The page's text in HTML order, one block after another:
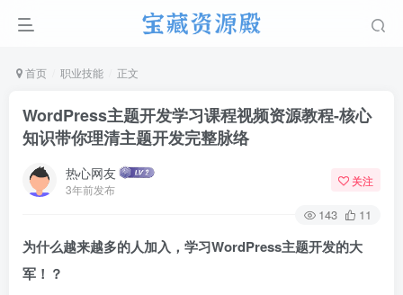
首页 职业技能 正文
WordPress主题开发学习课程视频资源教程-核心
知识带你理清主题开发完整脉络
热心网友
3年前发布
关注
143 11
为什么越来越多的人加入， 学习WordPress主题开发的大
军！？